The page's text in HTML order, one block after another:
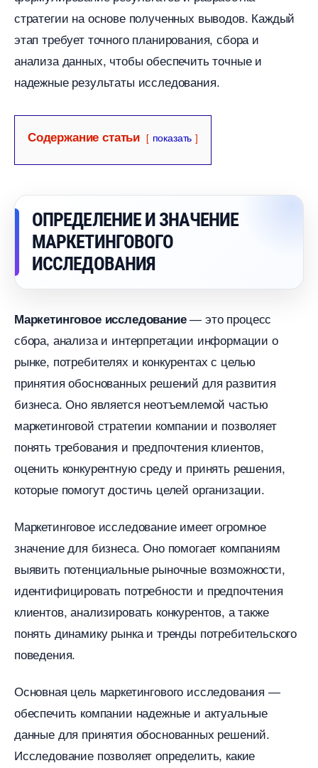
стратегии на основе полученных выводов.​ Каждый
этап требует точного планирования, сбора и
анализа данных, чтобы обеспечить точные и
надежные результаты исследования.​
Содержание статьи показать
ОПРЕДЕЛЕНИЕ И ЗНАЧЕНИЕ
МАРКЕТИНГОВОГО
ИССЛЕДОВАНИЯ
Маркетинговое исследование― это процесс
сбора, анализа и интерпретации информации о
рынке, потребителях и конкурентах с целью
принятия обоснованных решений для развития
изнеса.​ Оно является неотъемлемой частью
маркетинговой стратегии компании и позволяет
понять требования и предпочтения клиентов,
оценить конкурентную среду и принять решения,
которые помогут достичь целей организации.
Маркетинговое исследование имеет огромное
значение для бизнеса.​ Оно помогает компаниям
ыявить потенциальные рыночные возможности,
идентифицировать потребности и предпочтения
клиентов, анализировать конкурентов, а также
понять динамику рынка и тренды потребительского
поведения.​
Основная цель маркетингового исследования ―
обеспечить компании надежные и актуальные
данные для принятия обоснованных решений.
Исследование позволяет определить, какие